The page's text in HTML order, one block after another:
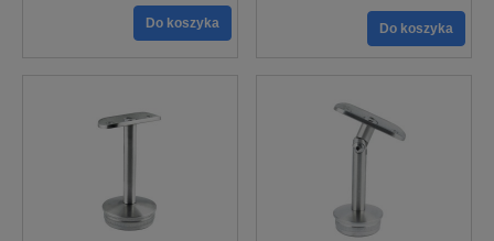
Do koszyka Do koszyka